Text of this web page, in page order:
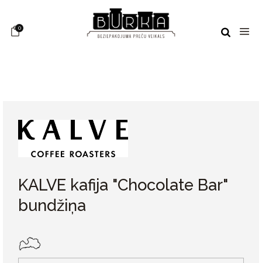
0
KALVE kafija "Chocolate Bar"
bundžiņa